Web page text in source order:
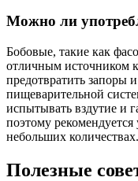
Можно ли
Бобовые, такие как
отличным источником
предотвратить запоры
пищеварительной
испытывать вздутие и
поэтому
небольших количествах.
Полезные